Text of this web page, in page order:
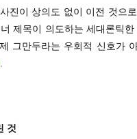
사진이 상의도 없이 이전 것으
제목이 의도하는 세대론틱
그만두라는 우회적 신호가
것